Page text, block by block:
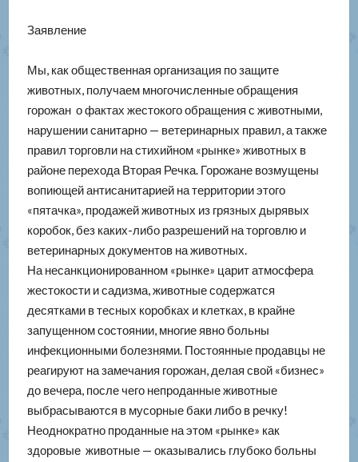
Заявление
Мы, как общественная организация по защите
животных, получаем многочисленные обращения
горожан о фактах жестокого обращения с животными,
нарушении санитарно — ветеринарных правил, а также
правил торговли на стихийном «рынке» животных в
районе перехода Вторая Речка. Горожане возмущены
вопиющей антисанитарией на территории этого
«пятачка», продажей животных из грязных дырявых
коробок, без каких-либо разрешений на торговлю и
ветеринарных документов на животных.
На несанкционированном «рынке» царит атмосфера
жестокости и садизма, животные содержатся
десятками в тесных коробках и клетках, в крайне
запущенном состоянии, многие явно больны
инфекционными болезнями. Постоянные продавцы не
реагируют на замечания горожан, делая свой «бизнес»
до вечера, после чего непроданные животные
выбрасываются в мусорные баки либо в речку!
Неоднократно проданные на этом «рынке» как
здоровые животные — оказывались глубоко больны